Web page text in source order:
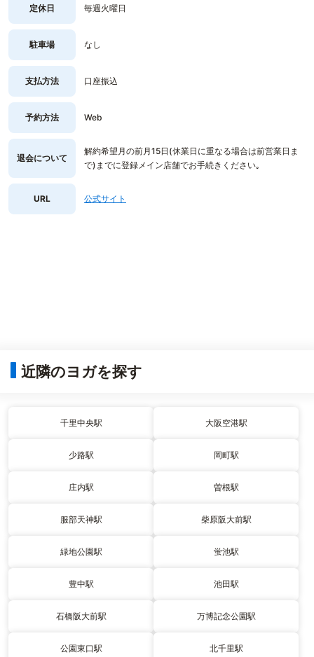
定休日 毎週火曜日
駐車場 なし
支払方法 口座振込
予約方法 Web
退会について
解約希望月の前月15日(休業日に重なる場合は前営業日ま
で)までに登録メイン店舗でお手続きください｡
URL 公式サイト
近隣のヨガを探す
千里中央駅 大阪空港駅
少路駅 岡町駅
庄内駅 曽根駅
服部天神駅 柴原阪大前駅
緑地公園駅 蛍池駅
豊中駅 池田駅
石橋阪大前駅 万博記念公園駅
公園東口駅 北千里駅